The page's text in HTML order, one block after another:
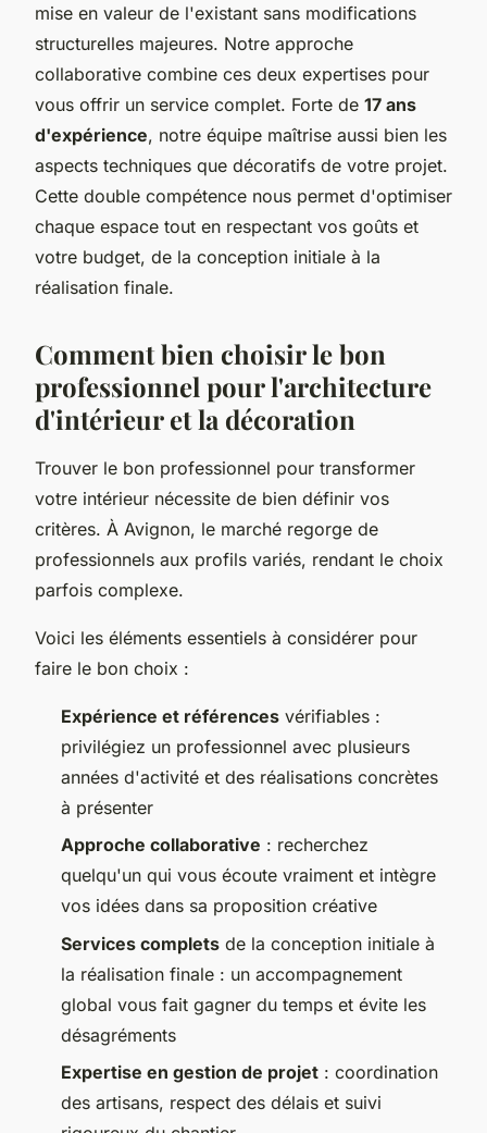
mise en valeur de l'existant sans modifications
structurelles majeures. Notre approche
collaborative combine ces deux expertises pour
vous offrir un service complet. Forte de 17 ans
d'expérience, notre équipe maîtrise aussi bien les
aspects techniques que décoratifs de votre projet.
Cette double compétence nous permet d'optimiser
chaque espace tout en respectant vos goûts et
votre budget, de la conception initiale à la
réalisation finale.
Comment bien choisir le bon
professionnel pour l'architecture
d'intérieur et la décoration
Trouver le bon professionnel pour transformer
votre intérieur nécessite de bien définir vos
critères. À Avignon, le marché regorge de
professionnels aux profils variés, rendant le choix
parfois complexe.
Voici les éléments essentiels à considérer pour
faire le bon choix :
Expérience et références vérifiables :
privilégiez un professionnel avec plusieurs
années d'activité et des réalisations concrètes
à présenter
Approche collaborative : recherchez
quelqu'un qui vous écoute vraiment et intègre
vos idées dans sa proposition créative
Services complets de la conception initiale à
la réalisation finale : un accompagnement
global vous fait gagner du temps et évite les
désagréments
Expertise en gestion de projet : coordination
des artisans, respect des délais et suivi